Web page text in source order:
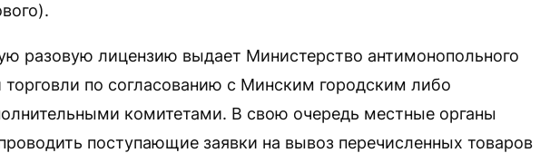
разовую лицензию выдает Министерство антимонопольного
торговли по согласованию с Минским городским либо
комитетами. В свою очередь местные органы
поступающие заявки на вывоз перечисленных товаров